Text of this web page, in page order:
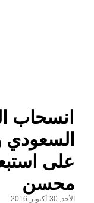
انسحاب
السعودي
على
محسن
الأحد, 30-أكتوبر-2016